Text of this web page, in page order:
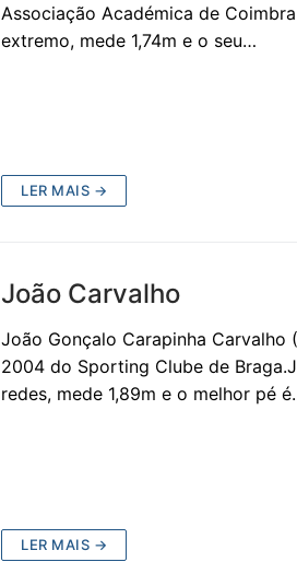
Associação Académica de
extremo, mede 1,74m e o seu…
LER MAIS →
João Carvalho
João Gonçalo Carapinha
2004 do Sporting Clube de
redes, mede 1,89m e o melhor pé
LER MAIS →